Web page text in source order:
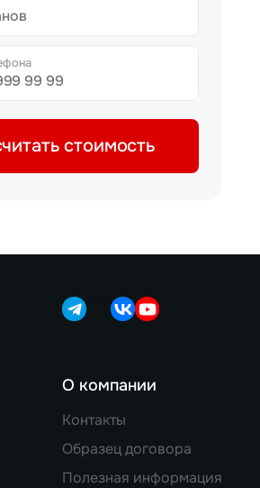
стоимость
О компании
Контакты
Образец договора
Полезная информация